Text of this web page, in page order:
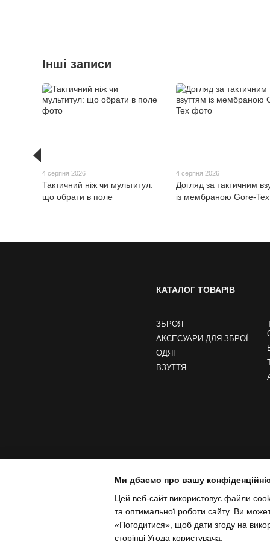
Інші записи
4 серпня 2026
Тактичний ніж чи мультитул:
що обрати в поле
4 серпня 2026
Догляд за тактичним
із мембраною Gore-Tex
КАТАЛОГ ТОВАРІВ
ЗБРОЯ
АКСЕСУАРИ ДЛЯ ЗБРОЇ
ОДЯГ
ВЗУТТЯ
Ми дбаємо про вашу
Цей веб-сайт використовує файли
та оптимальної роботи сайту. Ви
«Погодитися», щоб дати згоду на
сторінці Угода користувача